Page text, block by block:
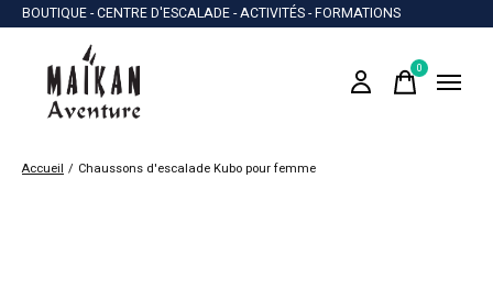
BOUTIQUE - CENTRE D'ESCALADE - ACTIVITÉS - FORMATIONS
0items
Accueil / Chaussons d'escalade Kubo pour femme